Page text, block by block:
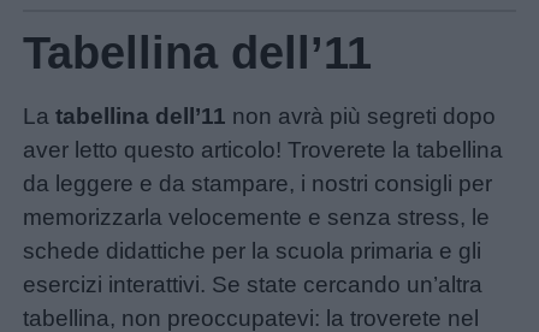
Tabellina dell’11
Latabellina dell’11 non avrà più segreti dopo
aver letto questo articolo! Troverete la tabellina
da leggere e da stampare, i nostri consigli per
memorizzarla velocemente e senza stress, le
schede didattiche per la scuola primaria e gli
esercizi interattivi. Se state cercando un’altra
tabellina, non preoccupatevi: la troverete nel